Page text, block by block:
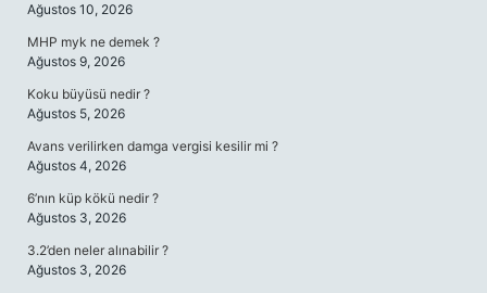
Ağustos 10, 2026
MHP myk ne demek ?
Ağustos 9, 2026
Koku büyüsü nedir ?
Ağustos 5, 2026
Avans verilirken damga vergisi kesilir mi ?
Ağustos 4, 2026
6’nın küp kökü nedir ?
Ağustos 3, 2026
3.2’den neler alınabilir ?
Ağustos 3, 2026